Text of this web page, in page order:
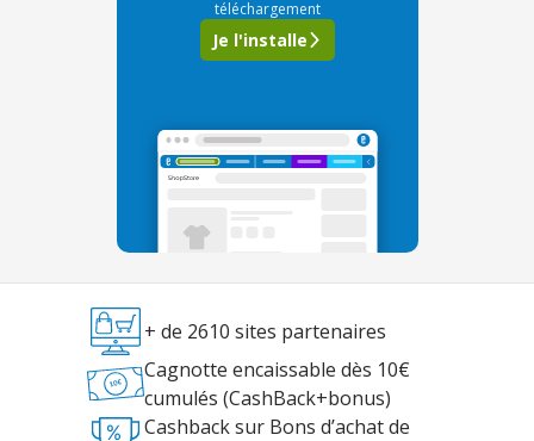
téléchargement
Je l'installe
+ de 2610 sites partenaires
Cagnotte encaissable dès 10€
cumulés (CashBack+bonus)
Cashback sur Bons d’achat de